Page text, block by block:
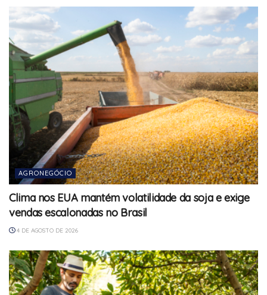
AGRONEGÓCIO
Clima nos EUA mantém volatilidade da soja e exige
vendas escalonadas no Brasil
4 DE AGOSTO DE 2026